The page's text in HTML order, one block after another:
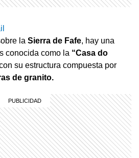
la Sierra de Fafe, hay una
conocida como la “Casa do
su estructura compuesta por
de granito.